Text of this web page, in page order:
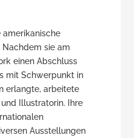
amerikanische
Nachdem sie am
einen Abschluss
mit Schwerpunkt in
erlangte, arbeitete
Illustratorin. Ihre
Ausstellungen